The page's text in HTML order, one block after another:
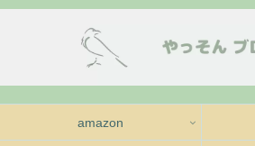
amazon